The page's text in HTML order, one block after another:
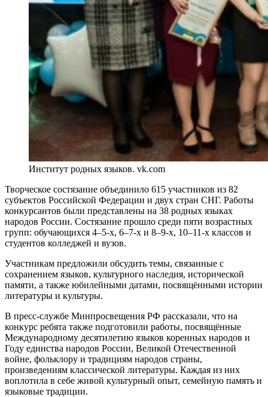
Институт родных языков. vk.com
Творческое состязание объединило 615 участников из 82
субъектов Российской Федерации и двух стран СНГ. Работы
конкурсантов были представлены на 38 родных языках
народов России. Состязание прошло среди пяти возрастных
групп: обучающихся 4–5-х, 6–7-х и 8–9-х, 10–11-х классов и
студентов колледжей и вузов.
Участникам предложили обсудить темы, связанные с
сохранением языков, культурного наследия, исторической
памяти, а также юбилейными датами, посвящёнными истории
литературы и культуры.
В пресс-службе Минпросвещения РФ рассказали, что на
конкурс ребята также подготовили работы, посвящённые
Международному десятилетию языков коренных народов и
Году единства народов России, Великой Отечественной
войне, фольклору и традициям народов страны,
произведениям классической литературы. Каждая из них
воплотила в себе живой культурный опыт, семейную память и
языковые традиции.